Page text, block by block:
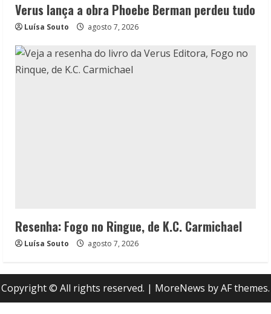
Verus lança a obra Phoebe Berman perdeu tudo
Luísa Souto agosto 7, 2026
Resenha: Fogo no Ringue, de K.C. Carmichael
Luísa Souto agosto 7, 2026
Copyright © All rights reserved. | MoreNews by AF themes.